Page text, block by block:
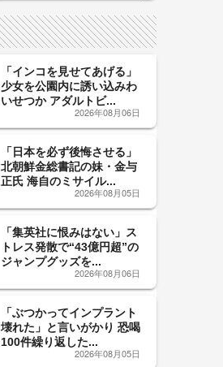
「インコを見せてあげる」
少女を公園内に誘い込みわ
いせつか アダルトビ...
2026年08月06日
「日本を必ず後悔させる」
北朝鮮金総書記の妹・金与
正氏 海自のミサイル...
2026年08月05日
「集英社に恨みはない」ス
トレス発散で“43億円超”の
ジャンプグッズを...
2026年08月06日
「ぶつかってインプラント
壊れた」と言いがかり 恐喝
100件繰り返した...
2026年08月05日